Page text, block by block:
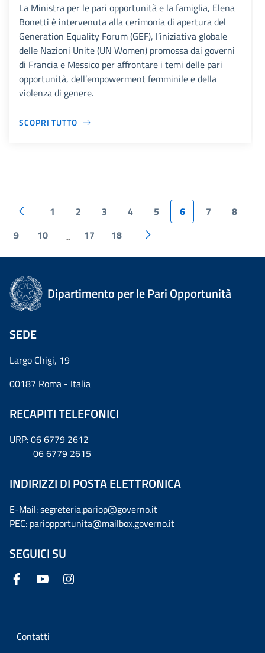
La Ministra per le pari opportunità e la famiglia, Elena
Bonetti è intervenuta alla cerimonia di apertura del
Generation Equality Forum (GEF), l’iniziativa globale
delle Nazioni Unite (UN Women) promossa dai governi
di Francia e Messico per affrontare i temi delle pari
opportunità, dell’empowerment femminile e della
violenza di genere.
SCOPRI TUTTO
1 2 3 4 5 6 7
8
9
10 ... 17 18
Dipartimento per le Pari Opportunità
SEDE
Largo Chigi, 19
00187 Roma - Italia
RECAPITI TELEFONICI
URP: 06 6779 2612
06 6779 2615
INDIRIZZI DI POSTA ELETTRONICA
E-Mail: segreteria.pariop@governo.it
PEC: pariopportunita@mailbox.governo.it
SEGUICI SU
Contatti